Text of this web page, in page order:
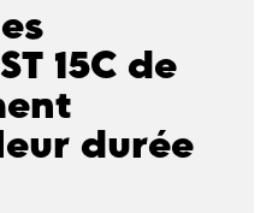
15C de
durée